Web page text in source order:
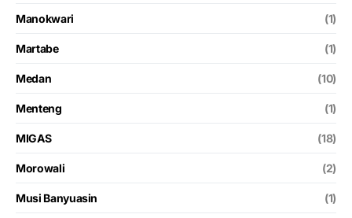
Manokwari (1)
Martabe (1)
Medan (10)
Menteng (1)
MIGAS (18)
Morowali (2)
Musi Banyuasin (1)